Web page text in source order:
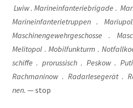
Lwiw . Mari­ne­infan­te­rie­bri­ga­de .
Mari­ne­infan­te­rie­trup­pen .
Maschi­nen­ge­wehr­ge­schos­se .
Meli­to­pol . Mobil­funk­turm .
schif­fe . pro­rus­sisch . Pes­kow .
Rach­ma­ni­now . Radarle­se­ge­rät .
nen. — stop